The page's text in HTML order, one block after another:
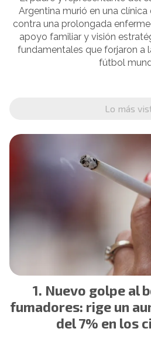
Argentina murió en una
contra una prolongada
apoyo familiar y visión
fundamentales que forjaron a
fútbol
Lo más
Nuevo golpe al
fumadores: rige un
del 7% en los